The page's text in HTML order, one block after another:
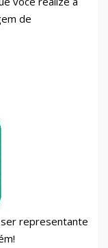
de
representante